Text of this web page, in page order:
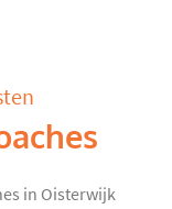
in Oisterwijk